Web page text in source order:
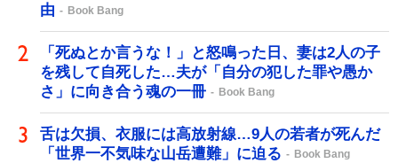
由
Book Bang
「死ぬとか言うな！」と怒鳴った日、妻は2人の子
を残して自死した…夫が「自分の犯した罪や愚か
さ」に向き合う魂の一冊
Book Bang
舌は欠損、衣服には高放射線…9人の若者が死んだ
「世界一不気味な山岳遭難」に迫る
Book Bang